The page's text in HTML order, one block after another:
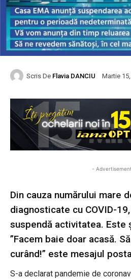
Scris De Flavia DANCIU Martie
-
Din cauza numărului mare
diagnosticate cu COVID-
suspendă activitatea. Este
”Facem baie doar acasă.
curând!” este mesajul
S-a declarat pandemie de